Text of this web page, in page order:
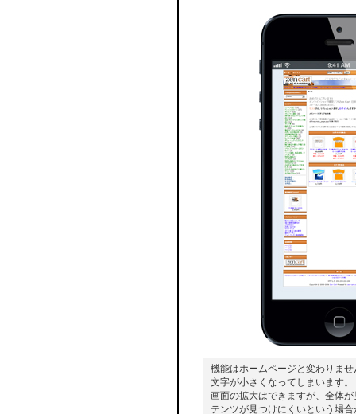
機能はホームページと変わりま
文字が小さくなってしまいます。
画面の拡大はできますが、全体
テンツが見つけにくいという場